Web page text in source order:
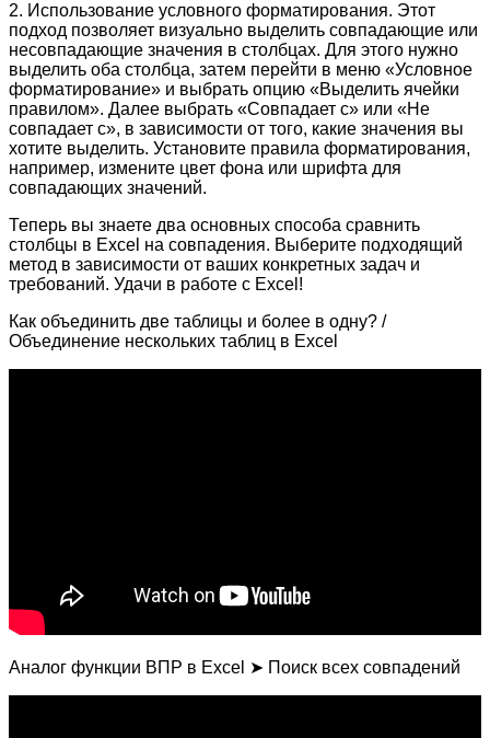
2. Использование условного форматирования. Этот
подход позволяет визуально выделить совпадающие или
несовпадающие значения в столбцах. Для этого нужно
выделить оба столбца, затем перейти в меню «Условное
форматирование» и выбрать опцию «Выделить ячейки
правилом». Далее выбрать «Совпадает с» или «Не
совпадает с», в зависимости от того, какие значения вы
хотите выделить. Установите правила форматирования,
например, измените цвет фона или шрифта для
совпадающих значений.
Теперь вы знаете два основных способа сравнить
столбцы в Excel на совпадения. Выберите подходящий
метод в зависимости от ваших конкретных задач и
требований. Удачи в работе с Excel!
Как объединить две таблицы и более в одну? /
Объединение нескольких таблиц в Excel
Аналог функции ВПР в Excel ➤ Поиск всех совпадений